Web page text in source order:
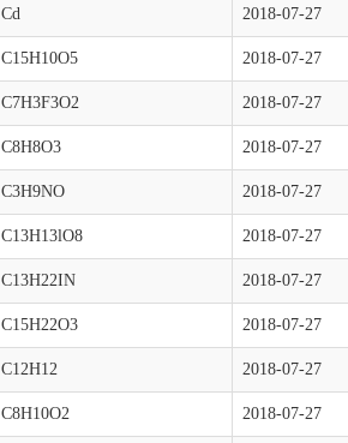
Cd 2018-07-27
C15H10O5 2018-07-27
C7H3F3O2 2018-07-27
C8H8O3 2018-07-27
C3H9NO 2018-07-27
C13H13lO8 2018-07-27
C13H22IN 2018-07-27
C15H22O3 2018-07-27
C12H12 2018-07-27
C8H10O2 2018-07-27